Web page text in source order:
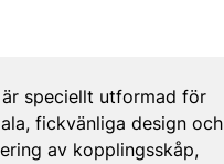
speciellt utformad för
fickvänliga design och
av kopplingsskåp,